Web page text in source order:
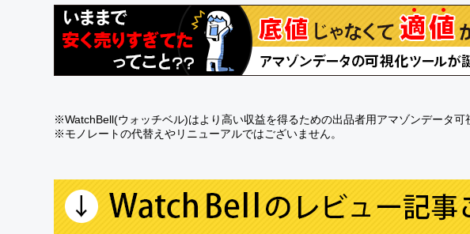
※WatchBell(ウォッチベル)はより高い収益を得るための出品者用アマゾンデータ可
※モノレートの代替えやリニューアルではございません。